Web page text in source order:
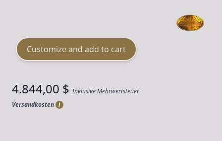
Customize and add to cart
4.844,00 $ Inklusive Mehrwertsteuer
Versandkosten i